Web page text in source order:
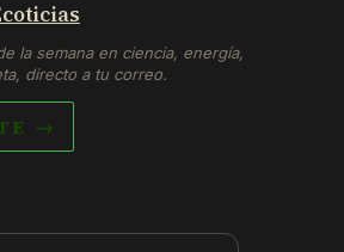
la semana en ciencia, energía,
directo a tu correo.
→